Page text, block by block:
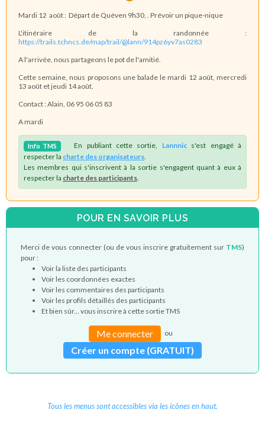
Mardi 12 août : Départ de Quéven 9h30, . Prévoir un pique-nique
L'itinéraire de la randonnée :
https://trails.tchncs.de/map/trail/@lann/914pz6yv7as0283
A l'arrivée, nous partageons le pot de l'amitié.
Cette semaine, nous proposons une balade le mardi 12 août, mercredi
13 août et jeudi 14 août.
Contact : Alain, 06 95 06 05 83
A mardi
Info TMS En publiant cette sortie, Lannnics'est engagé à
respecter la charte des organisateurs
Les membres qui s'inscrivent à la sortie s'engagent quant à eux à
respecter la charte des participants
POUR EN SAVOIR PLUS
Merci de vous connecter (ou de vous inscrire gratuitement sur TMS)
pour :
Voir la liste des participants
Voir les coordonnées exactes
Voir les commentaires des participants
Voir les profils détaillés des participants
Et bien sûr... vous inscrire à cette sortie TMS
Me connecter ou
Créer un compte (GRATUIT)
Tous les menus sont accessibles via les icônes en haut.